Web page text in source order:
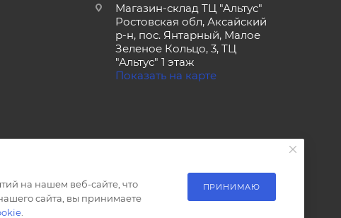
Магазин-склад ТЦ "Альтус"
Ростовская обл, Аксайский
р-н, пос. Янтарный, Малое
Зеленое Кольцо, 3, ТЦ
"Альтус" 1 этаж
Показать на карте
на нашем веб-сайте, что
сайта, вы принимаете
ПРИНИМАЮ